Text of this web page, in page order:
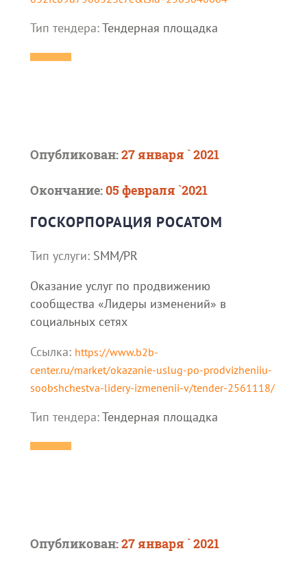
Тип тендера:Тендерная площадка
Опубликован:27 января ` 2021
Окончание:05 февраля `2021
ГОСКОРПОРАЦИЯ РОСАТОМ
Тип услуги: SMM/PR
Оказание услуг по продвижению
сообщества «Лидеры изменений» в
социальных сетях
Ссылка: https://www.b2b-
center.ru/market/okazanie-uslug-po-prodvizheniiu-
soobshchestva-lidery-izmenenii-v/tender-2561118/
Тип тендера:Тендерная площадка
Опубликован:27 января ` 2021